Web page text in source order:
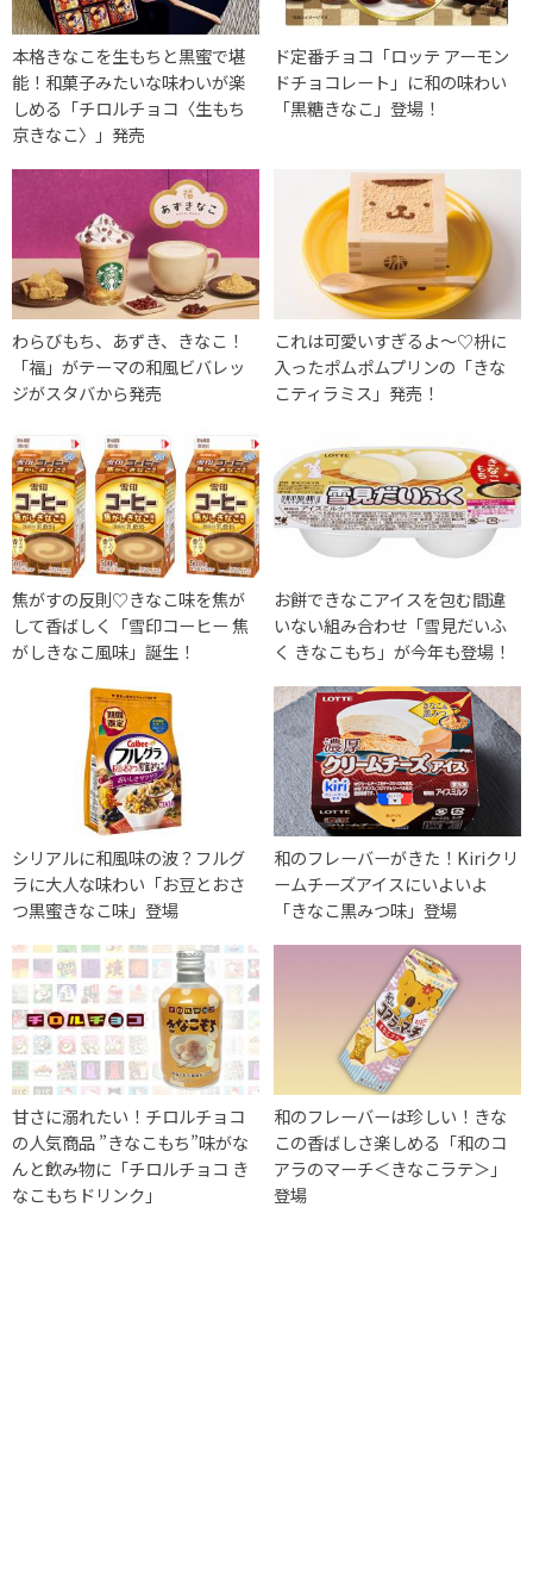
本格きなこを生もちと黒蜜で堪
能！和菓子みたいな味わいが楽
しめる「チロルチョコ〈生もち
京きなこ〉」発売
ド定番チョコ「ロッテ アーモン
ドチョコレート」に和の味わい
「黒糖きなこ」登場！
わらびもち、あずき、きなこ！
「福」がテーマの和風ビバレッ
ジがスタバから発売
これは可愛いすぎるよ〜♡枡に
入ったポムポムプリンの「きな
こティラミス」発売！
焦がすの反則♡きなこ味を焦が
して香ばしく「雪印コーヒー 焦
がしきなこ風味」誕生！
お餅できなこアイスを包む間違
いない組み合わせ「雪見だいふ
く きなこもち」が今年も登場！
シリアルに和風味の波？フルグ
ラに大人な味わい「お豆とおさ
つ黒蜜きなこ味」登場
和のフレーバーがきた！Kiriクリ
ームチーズアイスにいよいよ
「きなこ黒みつ味」登場
甘さに溺れたい！チロルチョコ
の人気商品 ”きなこもち”味がな
んと飲み物に「チロルチョコ き
なこもちドリンク」
和のフレーバーは珍しい！きな
この香ばしさ楽しめる「和のコ
アラのマーチ＜きなこラテ＞」
登場